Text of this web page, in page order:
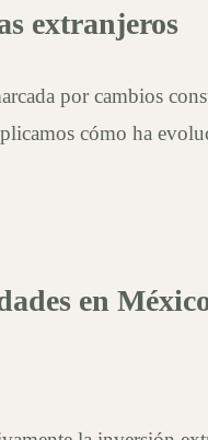
en
extranjeros
por cambios
cómo ha
en